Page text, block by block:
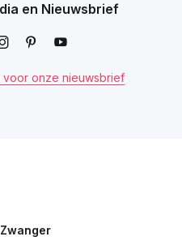
en Nieuwsbrief
voor onze nieuwsbrief